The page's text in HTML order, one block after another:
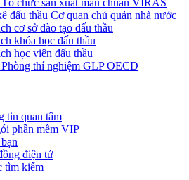
chức sản xuất mẫu chuẩn VIRAS
đấu thầu Cơ quan chủ quản nhà nước
cơ sở đào tạo đấu thầu
khóa học đấu thầu
học viên đấu thầu
thí nghiệm GLP OECD
tin quan tâm
phần mềm VIP
điện tử
tìm kiếm